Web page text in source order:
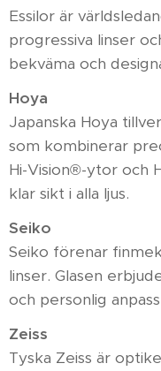
Essilor är
progressiva linser
bekväma och
Hoya
Japanska Hoya
som kombinerar
Hi-Vision®-ytor och
klar sikt i alla ljus.
Seiko
Seiko förenar
linser. Glasen
och personlig
Zeiss
Tyska Zeiss är